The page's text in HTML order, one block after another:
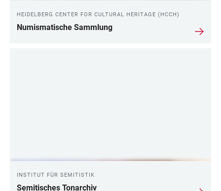
HEIDELBERG CENTER FOR CULTURAL HERITAGE (HCCH)
Numismatische Sammlung
INSTITUT FÜR SEMITISTIK
Semitisches Tonarchiv